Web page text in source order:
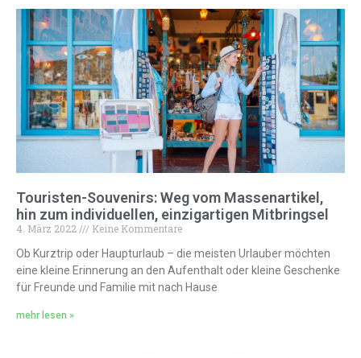
Touristen-Souvenirs: Weg vom Massenartikel,
hin zum individuellen, einzigartigen Mitbringsel
4. März 2022
Keine Kommentare
Ob Kurztrip oder Haupturlaub – die meisten Urlauber möchten
eine kleine Erinnerung an den Aufenthalt oder kleine Geschenke
für Freunde und Familie mit nach Hause
mehr lesen »